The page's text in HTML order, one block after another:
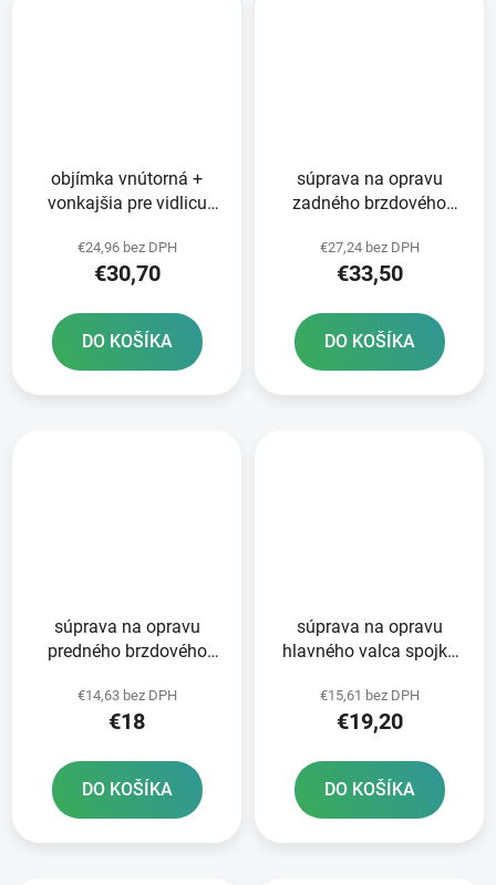
objímka vnútorná +
vonkajšia pre vidlicu
SKF 2 ks
€24,96 bez DPH
€30,70
DO KOŠÍKA
súprava na opravu
zadného brzdového
€27,24 bez DPH
€33,50
DO KOŠÍKA
súprava na opravu
predného brzdového
€14,63 bez DPH
€18
DO KOŠÍKA
súprava na opravu
hlavného valca spojky
€15,61 bez DPH
€19,20
DO KOŠÍKA